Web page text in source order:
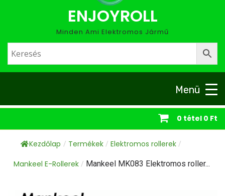
ENJOYROLL
Minden Ami Elektromos Jármű
Menü
0 tétel 0 Ft
Kezdőlap / Termékek / Elektromos rollerek /
Mankeel E-Rollerek / Mankeel MK083 Elektromos roller...